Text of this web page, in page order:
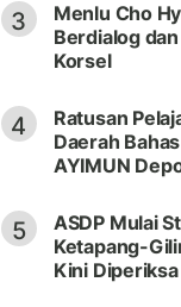
3
Menlu Cho
Berdialog
Korsel
4
Ratusan
Daerah
AYIMUN
5
ASDP Mulai
Ketapang-
Kini